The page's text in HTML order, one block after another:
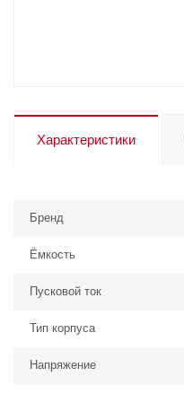
Характеристики
Бренд
Ёмкость
Пусковой ток
Тип корпуса
Напряжение